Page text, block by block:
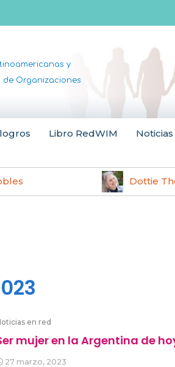
y
de Organizaciones
Libro RedWIM
Dottie
en red
mujer en la Argentina de
27 marzo, 2023